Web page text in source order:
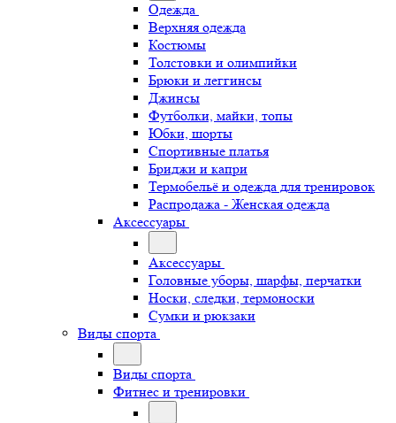
Одежда
Верхняя одежда
Костюмы
Толстовки и олимпийки
Брюки и леггинсы
Джинсы
Футболки, майки, топы
Юбки, шорты
Спортивные платья
Бриджи и капри
Термобельё и одежда для тренировок
Распродажа - Женская одежда
Аксессуары
Аксессуары
Головные уборы, шарфы, перчатки
Носки, следки, термоноски
Сумки и рюкзаки
Виды спорта
Виды спорта
Фитнес и тренировки